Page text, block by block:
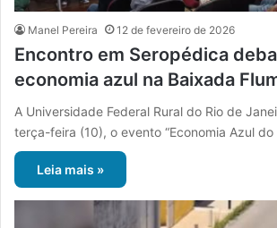
Manel Pereira 12 de fevereiro de 2026
Encontro em Seropédica
economia azul na Baixada
A Universidade Federal Rural do Rio de
terça-feira (10), o evento “Economia Azul
Leia mais »